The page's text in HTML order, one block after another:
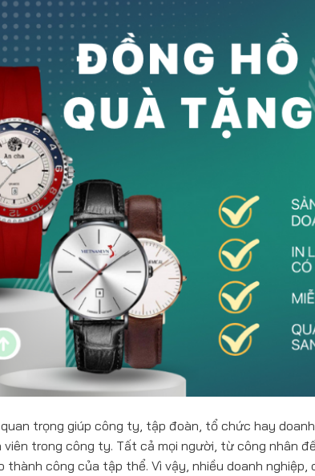
trọng giúp công ty, tập đoàn, tổ chức hay
trong công ty. Tất cả mọi người, từ công nhân
thành công của tập thể. Vì vậy, nhiều doanh